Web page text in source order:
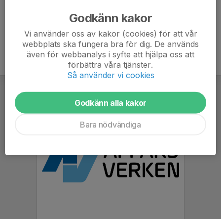
Godkänn kakor
Vi använder oss av kakor (cookies) för att vår
webbplats ska fungera bra för dig. De används
även för webbanalys i syfte att hjälpa oss att
förbättra våra tjänster.
Så använder vi cookies
Godkänn alla kakor
Bara nödvändiga